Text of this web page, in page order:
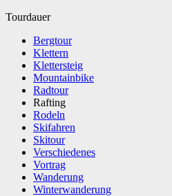
Tourdauer
Bergtour
Klettern
Klettersteig
Mountainbike
Radtour
Rafting
Rodeln
Skifahren
Skitour
Verschiedenes
Vortrag
Wanderung
Winterwanderung